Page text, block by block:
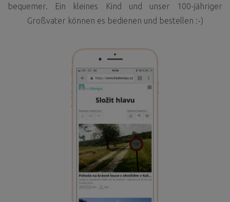
bequemer. Ein kleines Kind und unser 100-jähriger
Großvater können es bedienen und bestellen :-)